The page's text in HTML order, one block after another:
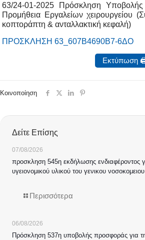
63/24-01-2025 Πρόσκληση
Προμήθεια Εργαλείων χειρουργείου
κοπτοράπτη & ανταλλακτική κεφαλή)
ΠΡΟΣΚΛΗΣΗ 63_607Β4690Β7-6ΔΟ
Εκτύπωση
Κοινοποίηση
Δείτε Επίσης
07/08/2026
προσκληση 545η εκδήλωσης ενδιαφέροντος
υγειονομικού υλικού του γενικου
Περισσότερα
06/08/2026
Πρόσκληση 537η υποβολής προσφοράς για